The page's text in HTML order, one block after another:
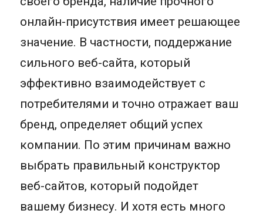
онлайн-присутствия имеет решающее
значение. В частности, поддержание
сильного веб-сайта, который
эффективно взаимодействует с
потребителями и точно отражает ваш
бренд, определяет общий успех
компании. По этим причинам важно
выбрать правильный конструктор
веб-сайтов, который подойдет
вашему бизнесу. И хотя есть много